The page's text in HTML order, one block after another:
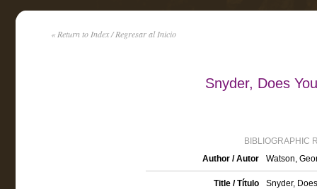
« Return to Index / Regresar al Inicio
Snyder, Does
BIBLIOGRAPHIC
Author / Autor
Watson,
Title / Título Snyder,